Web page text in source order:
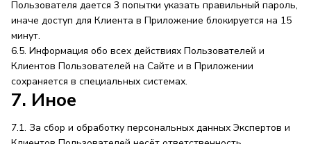
Пользователя дается 3 попытки указать правильный пароль,
иначе доступ для Клиента в Приложение блокируется на 15
минут.
6.5. Информация обо всех действиях Пользователей и
Клиентов Пользователей на Сайте и в Приложении
сохраняется в специальных системах.
7. Иное
7.1. За сбор и обработку персональных данных Экспертов и